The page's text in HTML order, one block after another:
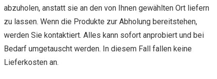
abzuholen, anstatt sie an den von Ihnen gewählten Ort liefern
zu lassen. Wenn die Produkte zur Abholung bereitstehen,
werden Sie kontaktiert. Alles kann sofort anprobiert und bei
Bedarf umgetauscht werden. In diesem Fall fallen keine
Lieferkosten an.